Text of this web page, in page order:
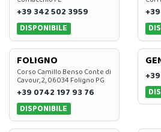
+39 342 502 3959
DISPONIBILE
FOLIGNO
Corso Camillo Benso Conte di
Cavour, 2, 06034 Foligno PG
+39 0742 197 93 76
DISPONIBILE